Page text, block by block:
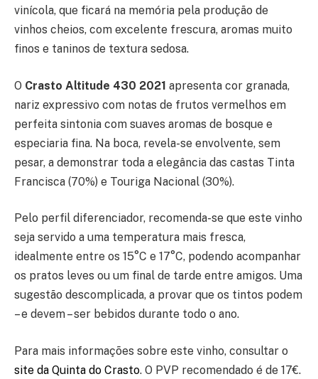
vinícola, que ficará na memória pela produção de
vinhos cheios, com excelente frescura, aromas muito
finos e taninos de textura sedosa.
O Crasto Altitude 430 2021 apresenta cor granada,
nariz expressivo com notas de frutos vermelhos em
perfeita sintonia com suaves aromas de bosque e
especiaria fina. Na boca, revela-se envolvente, sem
pesar, a demonstrar toda a elegância das castas Tinta
Francisca (70%) e Touriga Nacional (30%).
Pelo perfil diferenciador, recomenda-se que este vinho
seja servido a uma temperatura mais fresca,
idealmente entre os 15°C e 17°C, podendo acompanhar
os pratos leves ou um final de tarde entre amigos. Uma
sugestão descomplicada, a provar que os tintos podem
– e devem – ser bebidos durante todo o ano.
Para mais informações sobre este vinho, consultar o
site da Quinta do Crasto. O PVP recomendado é de 17€.